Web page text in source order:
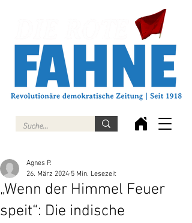
„Wenn der Himmel Feuer
speit“: Die indische
Agnes P.
26. März 2024 5 Min. Lesezeit